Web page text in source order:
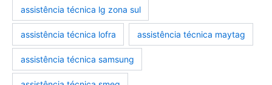
assistência técnica lg zona sul
assistência técnica lofra assistência técnica maytag
assistência técnica samsung